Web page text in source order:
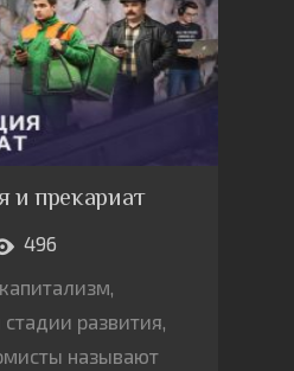
и прекариат
496
развития,
называют